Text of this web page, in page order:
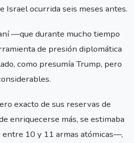
Israel ocurrida seis meses antes.
—que durante mucho tiempo
de presión diplomática
como presumía Trump, pero
exacto de sus reservas de
enriquecerse más, se estimaba
10 y 11 armas atómicas—,